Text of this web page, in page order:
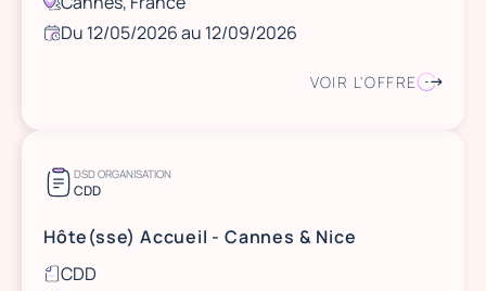
Du 12/05/2026 au 12/09/2026
VOIR L'OFFRE
DSD ORGANISATION
CDD
Hôte(sse) Accueil - Cannes & Nice
CDD